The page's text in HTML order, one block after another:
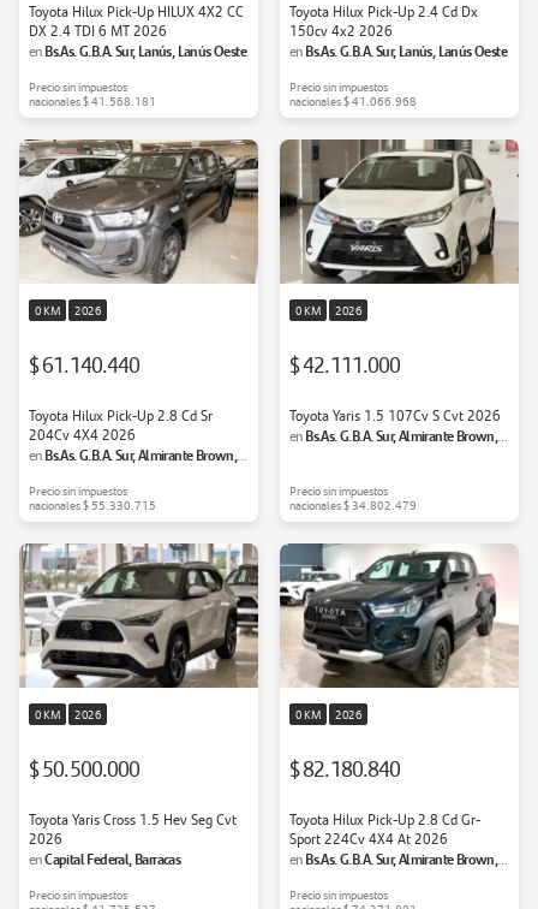
Toyota Hilux Pick-Up HILUX 4X2 CC
DX 2.4 TDI 6 MT 2026
enBs.As. G.B.A. Sur, Lanús, Lanús Oeste
Precio sin impuestos
nacionales$ 41.568.181
Toyota Hilux Pick-Up 2.4 Cd Dx
150cv 4x2 2026
enBs.As. G.B.A. Sur, Lanús, Lanús Oeste
Precio sin impuestos
nacionales$ 41.066.968
0 KM 2026
$ 61.140.440
Toyota Hilux Pick-Up 2.8 Cd Sr
204Cv 4X4 2026
enBs.As. G.B.A. Sur, Almirante Brown,
Precio sin impuestos
nacionales$ 55.330.715
0 KM 2026
$ 42.111.000
Toyota Yaris 1.5 107Cv S Cvt 2026
enBs.As. G.B.A. Sur, Almirante Brown,
Precio sin impuestos
nacionales$ 34.802.479
0 KM 2026
$ 50.500.000
Toyota Yaris Cross 1.5 Hev Seg Cvt
2026
enCapital Federal, Barracas
Precio sin impuestos
0 KM 2026
$ 82.180.840
Toyota Hilux Pick-Up 2.8 Cd Gr-
Sport 224Cv 4X4 At 2026
enBs.As. G.B.A. Sur, Almirante Brown,
Precio sin impuestos